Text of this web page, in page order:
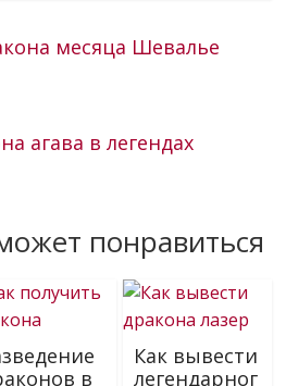
месяца Шевалье
агава в легендах
понравиться
в
Как вывести
легендарног